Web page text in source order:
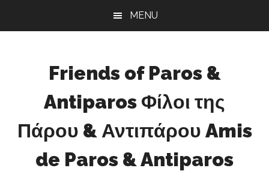
MENU
Friends of Paros &
Antiparos Φίλοι της
Πάρου & Αντιπάρου Amis
de Paros & Antiparos